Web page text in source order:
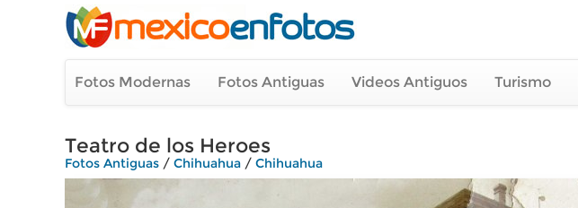
Fotos Modernas Fotos Antiguas Videos Antiguos Turismo
Teatro de los Heroes
Fotos Antiguas / Chihuahua / Chihuahua